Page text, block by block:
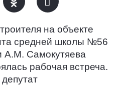
на объекте
средней школы №56
А.М. Самокутяева
рабочая встреча.